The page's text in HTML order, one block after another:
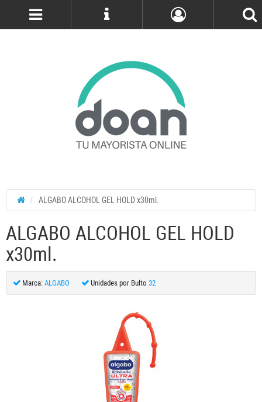
ALGABO ALCOHOL GEL HOLD x30ml.
ALGABO ALCOHOL GEL HOLD
x30ml.
Marca: ALGABO Unidades por Bulto 32